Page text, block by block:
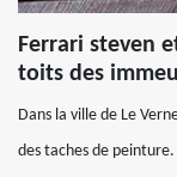
Ferrari steven
toits des
Dans la ville de Le
des taches de